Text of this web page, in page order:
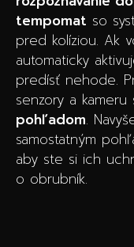
tempomat so
pred kolíziou. Ak
automaticky
predísť nehode.
senzory a kameru
pohľadom.
samostatným
aby ste si ich
o obrubník.